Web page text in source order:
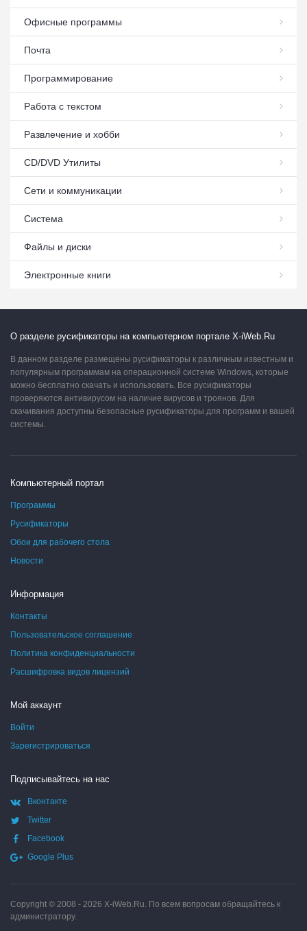
Офисные программы
Почта
Программирование
Работа с текстом
Развлечение и хобби
СD/DVD Утилиты
Сети и коммуникации
Система
Файлы и диски
Электронные книги
О разделе русификаторы на компьютерном портале X-iWeb.Ru
В данном разделе размещены русификаторы к различным известным и
популярным программам на операционной системе Windows, которые
можно бесплатно скачать и использовать. Все русификаторы
проверяются антивирусом на наличие вирусов и троянов. Для
скачивания доступны безопасные русификаторы для программ и вашей
системы.
Компьютерный портал
Программы
Русификаторы
Обои для рабочего стола
Новости
Информация
Контакты
Пользовательское соглашение
Политика конфиденциальности
Расшифровка видов лицензий
Мой аккаунт
Войти
Зарегистрироваться
Подписывайтесь на нас
Вконтакте
Twitter
Facebook
Google Plus
Copyright © 2008 - 2026 X-iWeb.Ru. По всем вопросам обращайтесь к
администратору.